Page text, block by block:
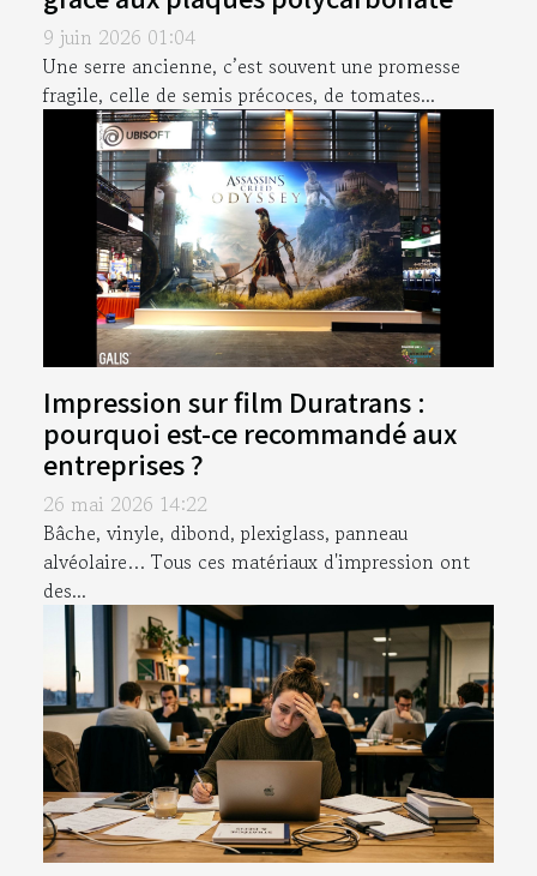
9 juin 2026 01:04
Une serre ancienne, c’est souvent une promesse
fragile, celle de semis précoces, de tomates...
Impression sur film Duratrans :
pourquoi est-ce recommandé aux
entreprises ?
26 mai 2026 14:22
Bâche, vinyle, dibond, plexiglass, panneau
alvéolaire… Tous ces matériaux d'impression ont
des...